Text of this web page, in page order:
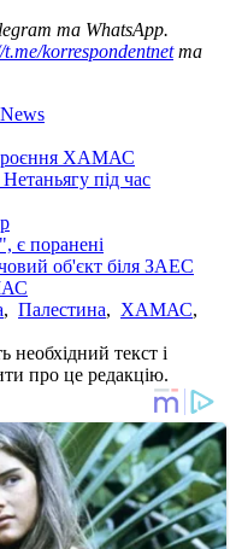
та WhatsApp.
korrespondentnetта
ХАМАС
під час
є поранені
об'єкт біля ЗАЕС
, Палестина, ХАМАС,
необхідний текст і
про це редакцію.